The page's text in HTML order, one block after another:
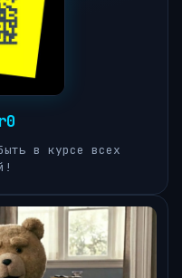
в курсе всех